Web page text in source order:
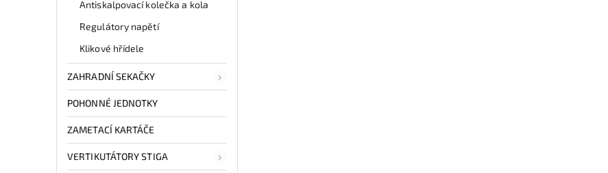
Antiskalpovací kolečka a kola
Regulátory napětí
Klikové hřídele
ZAHRADNÍ SEKAČKY
POHONNÉ JEDNOTKY
ZAMETACÍ KARTÁČE
VERTIKUTÁTORY STIGA